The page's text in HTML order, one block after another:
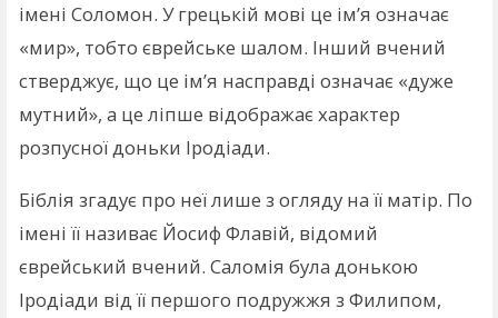
імені Соломон. У грецькій мові це ім’я означає
«мир», тобто єврейське шалом. Інший вчений
стверджує, що це ім’я насправді означає «дуже
мутний», а це ліпше відображає характер
розпусної доньки Іродіади.
Біблія згадує про неї лише з огляду на її матір. По
імені її називає Йосиф Флавій, відомий
єврейський вчений. Саломія була донькою
Іродіади від її першого подружжя з Филипом,